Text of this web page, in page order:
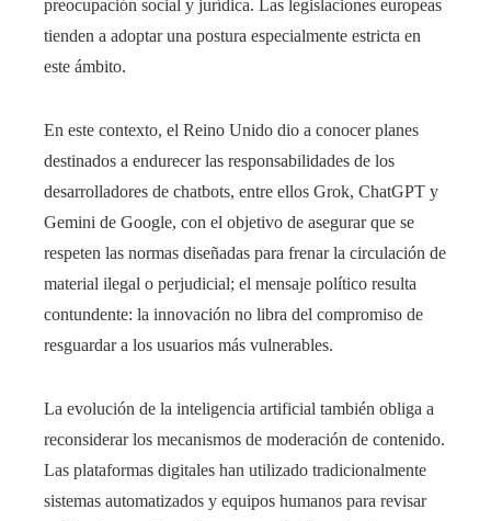
preocupación social y jurídica. Las legislaciones europeas
tienden a adoptar una postura especialmente estricta en
este ámbito.
En este contexto, el Reino Unido dio a conocer planes
destinados a endurecer las responsabilidades de los
desarrolladores de chatbots, entre ellos Grok, ChatGPT y
Gemini de Google, con el objetivo de asegurar que se
respeten las normas diseñadas para frenar la circulación de
material ilegal o perjudicial; el mensaje político resulta
contundente: la innovación no libra del compromiso de
resguardar a los usuarios más vulnerables.
La evolución de la inteligencia artificial también obliga a
reconsiderar los mecanismos de moderación de contenido.
Las plataformas digitales han utilizado tradicionalmente
sistemas automatizados y equipos humanos para revisar